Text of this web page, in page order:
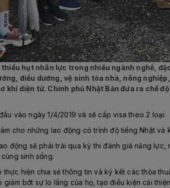
hụt nhân lực trong nhiều ngành nghề,
điều dưỡng, vệ sinh tòa nhà, nông
khí điện tử. Chính phủ Nhật Bản đưa ra chế
vào ngày 1/4/2019 và sẽ cấp visa theo 2 loại:
cho những lao động có trình độ tiếng Nhật
động sẽ phải trải qua kỳ thi đánh giá năng
sinh sống.
thực hiện chia sẻ thông tin và ký kết các thỏa
giảm bớt sự lo lắng của họ, tạo điều kiện cải